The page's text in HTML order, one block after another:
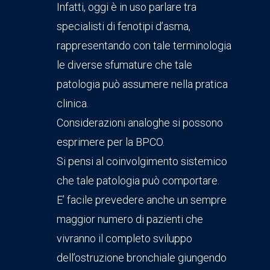
Infatti, oggi è in uso parlare tra
specialisti di fenotipi d’asma,
rappresentando con tale terminologia
le diverse sfumature che tale
patologia può assumere nella pratica
clinica.
Considerazioni analoghe si possono
esprimere per la BPCO.
Si pensi al coinvolgimento sistemico
che tale patologia può comportare.
E’ facile prevedere anche un sempre
maggior numero di pazienti che
vivranno il completo sviluppo
dell’ostruzione bronchiale giungendo